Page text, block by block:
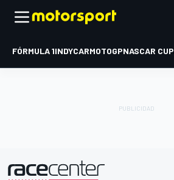
FÓRMULA 1INDYCARMOTOGPNASCAR CUP